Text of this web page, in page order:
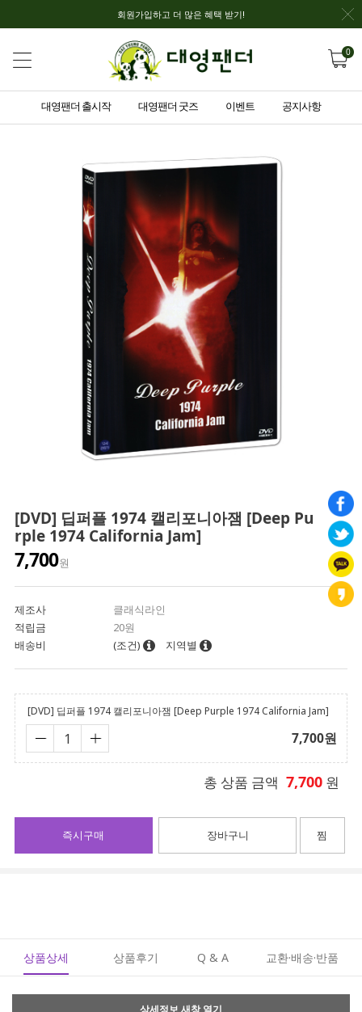
회원가입하고 더 많은 혜택 받기!
0
대영팬더 출시작 대영팬더 굿즈 이벤트 공지사항
[DVD] 딥퍼플 1974 캘리포니아잼 [Deep Pu
rple 1974 California Jam]
7,700원
제조사
클래식라인
적립금
20원
배송비
(조건) 지역별
[DVD] 딥퍼플 1974 캘리포니아잼 [Deep Purple 1974 California Jam]
7,700원
총 상품 금액 7,700 원
장바구니
즉시구매 찜
상품상세 상품후기 Q & A 교환·배송·반품